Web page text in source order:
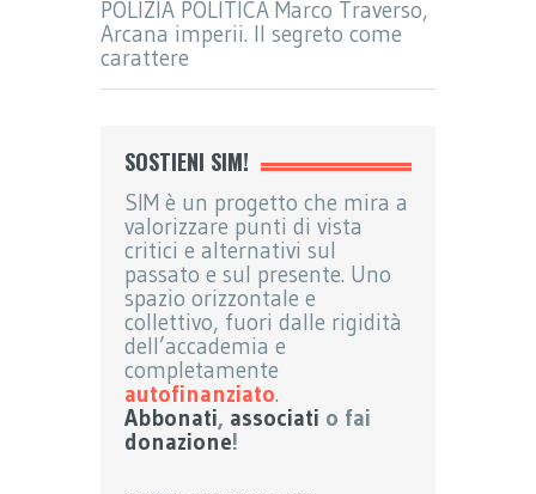
POLIZIA POLITICA Marco Traverso,
Arcana imperii. Il segreto come
carattere
SOSTIENI SIM!
SIM è un progetto che mira a
valorizzare punti di vista
critici e alternativi sul
passato e sul presente. Uno
spazio orizzontale e
collettivo, fuori dalle rigidità
dell’accademia e
completamente
autofinanziato.
Abbonati, associati o fai
donazione!